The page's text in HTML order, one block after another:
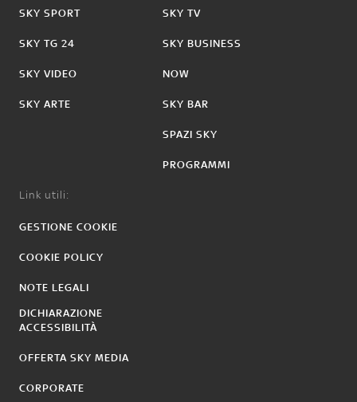
SKY SPORT
SKY TG 24
SKY VIDEO
SKY ARTE
SKY TV
SKY BUSINESS
NOW
SKY BAR
SPAZI SKY
PROGRAMMI
Link utili:
GESTIONE COOKIE
COOKIE POLICY
NOTE LEGALI
DICHIARAZIONE
ACCESSIBILITÀ
OFFERTA SKY MEDIA
CORPORATE